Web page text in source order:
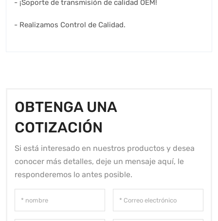
- ¡Soporte de transmisión de calidad OEM!
- Realizamos Control de Calidad.
OBTENGA UNA
COTIZACIÓN
Si está interesado en nuestros productos y desea
conocer más detalles, deje un mensaje aquí, le
responderemos lo antes posible.